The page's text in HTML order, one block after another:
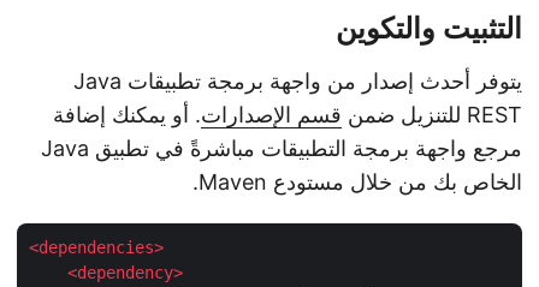
التثبيت والتكوين
يتوفر أحدث إصدار من واجهة برمجة تطبيقات Java
REST للتنزيل ضمن
قسم الإصدارات. أو يمكنك إضافة
مرجع واجهة برمجة التطبيقات مباشرةً في تطبيق Java
الخاص بك من خلال مستودع Maven.
<dependencies
<dependency